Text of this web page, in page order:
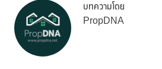
บทความโดย
PropDNA